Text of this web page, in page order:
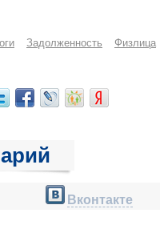
Задолженность Физлица
Вконтакте